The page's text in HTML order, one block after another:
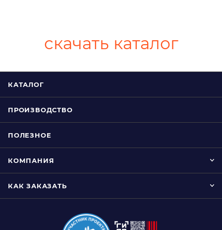
скачать каталог
КАТАЛОГ
ПРОИЗВОДСТВО
ПОЛЕЗНОЕ
КОМПАНИЯ
КАК ЗАКАЗАТЬ